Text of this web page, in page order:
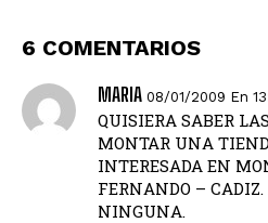
6 COMENTARIOS
MARIA 08/01/2009 En
QUISIERA SABER
MONTAR UNA
INTERESADA EN
FERNANDO –
NINGUNA.